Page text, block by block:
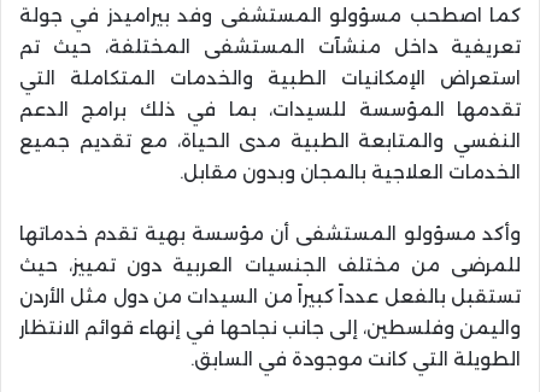
كما اصطحب مسؤولو المستشفى وفد بيراميدز في جولة
تعريفية داخل منشآت المستشفى المختلفة، حيث تم
استعراض الإمكانيات الطبية والخدمات المتكاملة التي
تقدمها المؤسسة للسيدات، بما في ذلك برامج الدعم
النفسي والمتابعة الطبية مدى الحياة، مع تقديم جميع
الخدمات العلاجية بالمجان وبدون مقابل.
وأكد مسؤولو المستشفى أن مؤسسة بهية تقدم خدماتها
للمرضى من مختلف الجنسيات العربية دون تمييز، حيث
تستقبل بالفعل عدداً كبيراً من السيدات من دول مثل الأردن
واليمن وفلسطين، إلى جانب نجاحها في إنهاء قوائم الانتظار
الطويلة التي كانت موجودة في السابق.